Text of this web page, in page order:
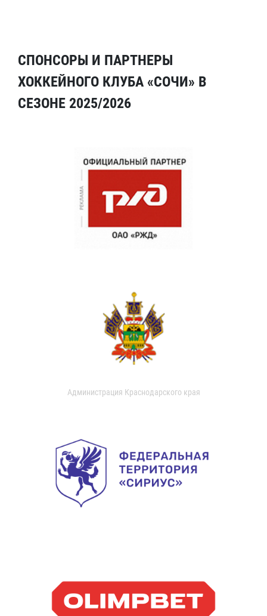
СПОНСОРЫ И ПАРТНЕРЫ
ХОККЕЙНОГО КЛУБА «СОЧИ» В
СЕЗОНЕ 2025/2026
Администрация Краснодарского края